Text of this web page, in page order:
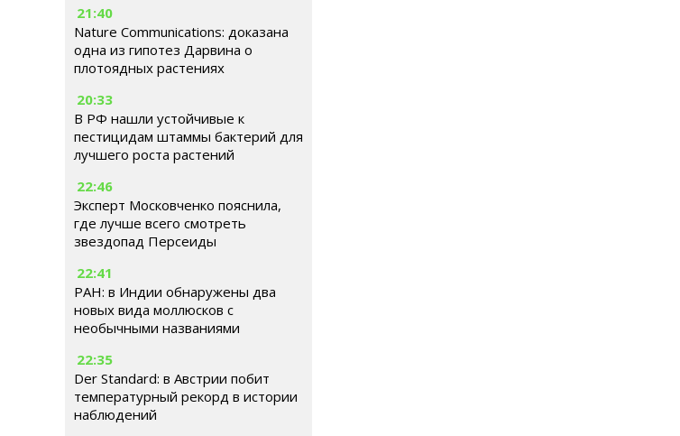
21:40
Nature Communications: доказана
одна из гипотез Дарвина о
плотоядных растениях
20:33
В РФ нашли устойчивые к
пестицидам штаммы бактерий для
лучшего роста растений
22:46
Эксперт Московченко пояснила,
где лучше всего смотреть
звездопад Персеиды
22:41
РАН: в Индии обнаружены два
новых вида моллюсков с
необычными названиями
22:35
Der Standard: в Австрии побит
температурный рекорд в истории
наблюдений